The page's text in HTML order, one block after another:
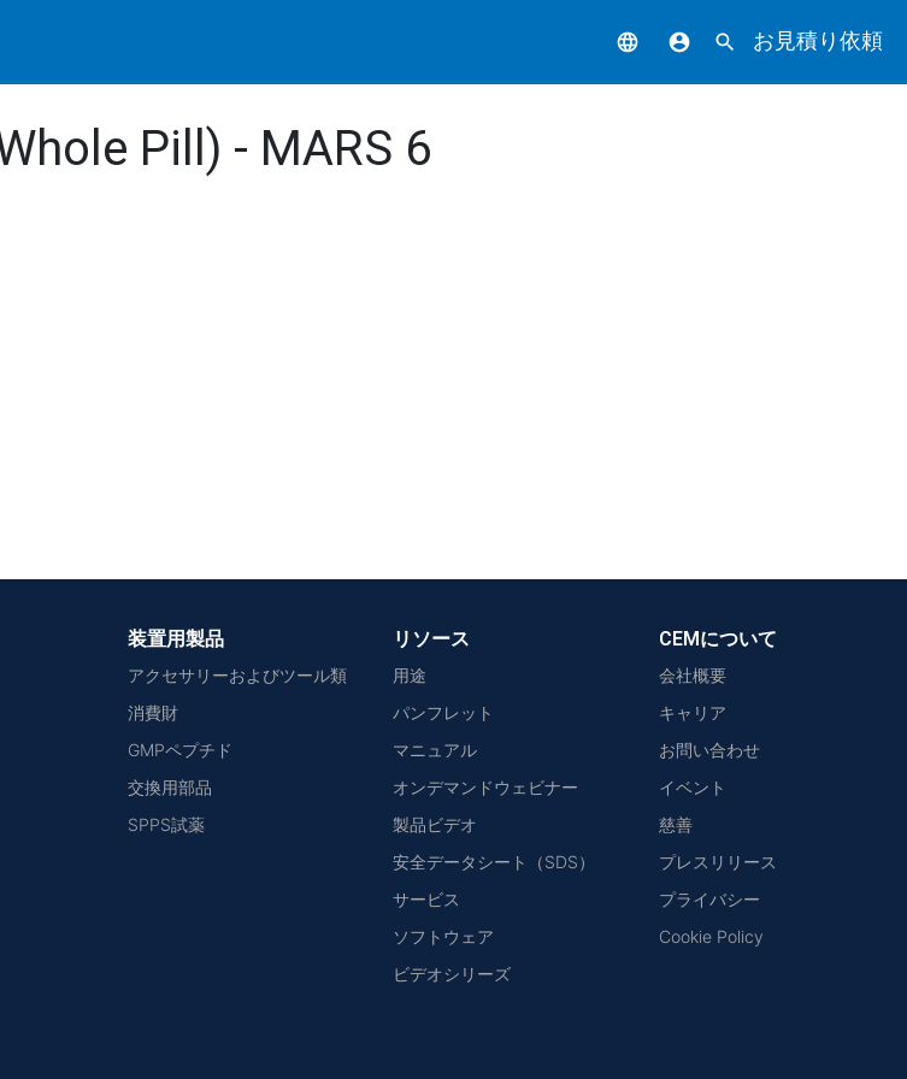
language account_circle search お見積り依頼
Pill) - MARS 6
装置用製品
アクセサリーおよびツール類
消費財
GMPペプチド
交換用部品
SPPS試薬
リソース
用途
パンフレット
マニュアル
オンデマンドウェビナー
製品ビデオ
安全データシート（SDS）
サービス
ソフトウェア
ビデオシリーズ
CEMについて
会社概要
キャリア
お問い合わせ
イベント
慈善
プレスリリース
プライバシー
Cookie Policy